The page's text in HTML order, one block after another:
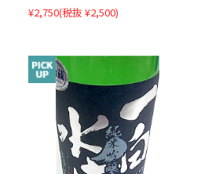
¥2,750(税抜 ¥2,500)